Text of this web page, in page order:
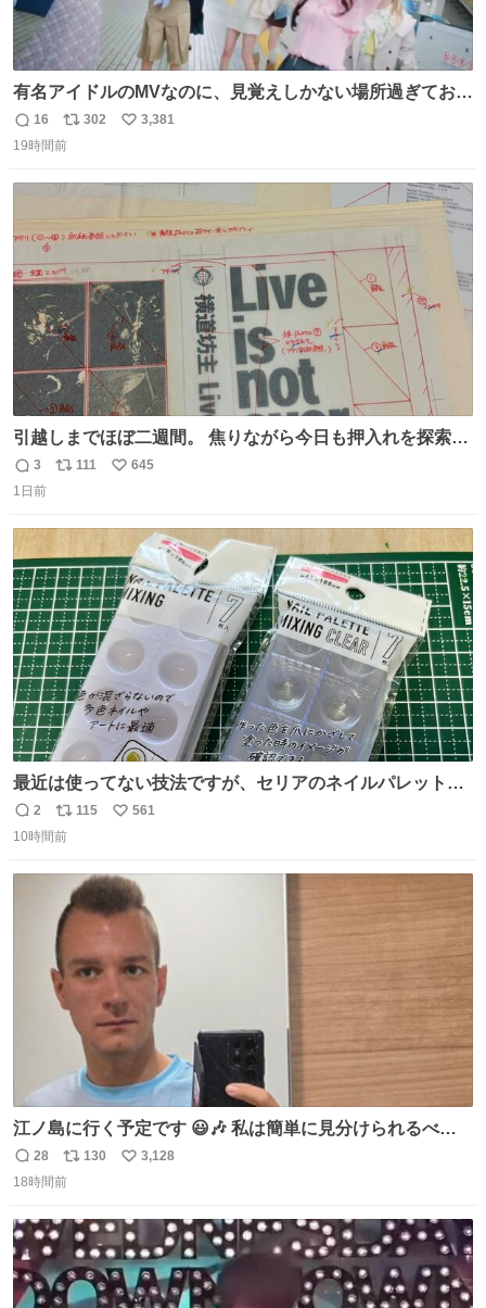
有名アイドルのMVなのに、見覚えしかない場所過ぎておも
ろいな
返
信
16
リ
ポ
302
い
数
3,381
19時間前
引越しまでほぼ二週間。 焦りながら今日も押入れを探索。
もう絶対に要らないんだけど捨てられないものが後から後
から出てくる。 その代表が版下。 若いデザイナーは見たこ
返
信
3
リ
数
111
い
645
1日前
最近は使ってない技法ですが、セリアのネイルパレットの
四隅をハサミで切り落とし、やすりがけすればミニチュア
食器ができます。 底にストローをカットしたものを接着し
剤や塗料は対応したものを使うと良いです。 透明はそのま
までも使えます。
返
信
2
リ
ポ
数
115
い
数
561
10時間前
江ノ島に行く予定です 😃🎶 私は簡単に見分けられるべき
だ 🐷
返
信
28
リ
ポ
ト
数
130
い
数
3,128
18時間前